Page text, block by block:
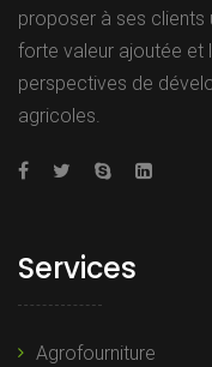
proposer à ses clients
forte valeur ajoutée et
perspectives de
agricoles.
Services
Agrofourniture